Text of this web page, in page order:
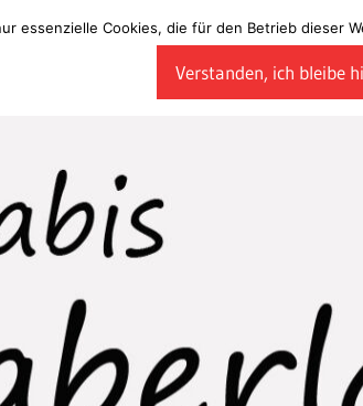
essenzielle Cookies, die für den Betrieb dieser
Verstanden, ich bleibe